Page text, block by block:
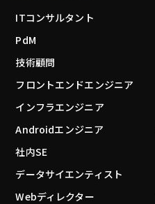
ITコンサルタント
PdM
技術顧問
フロントエンドエンジニア
インフラエンジニア
Androidエンジニア
社内SE
データサイエンティスト
Webディレクター